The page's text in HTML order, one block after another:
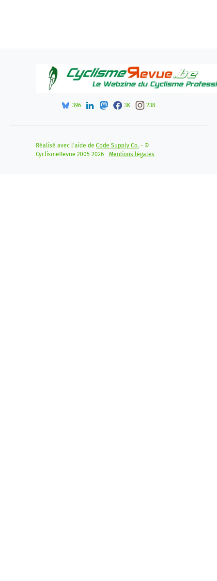
396 3K 238
Réalisé avec l'aide de Code Supply Co. - ©
CyclismeRevue 2005-2026 - Mentions légales